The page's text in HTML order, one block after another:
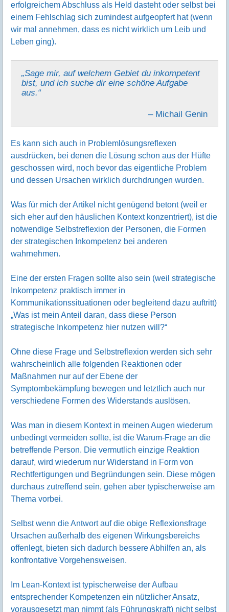
erfolgreichem Abschluss als Held dasteht oder selbst bei
einem Fehlschlag sich zumindest aufgeopfert hat (wenn
wir mal annehmen, dass es nicht wirklich um Leib und
Leben ging).
„Sage mir, auf welchem Gebiet du inkompetent
bist, und ich suche dir eine schöne Aufgabe
aus.“
– Michail Genin
Es kann sich auch in Problemlösungsreflexen
ausdrücken, bei denen die Lösung schon aus der Hüfte
geschossen wird, noch bevor das eigentliche Problem
und dessen Ursachen wirklich durchdrungen wurden.
Was für mich der Artikel nicht genügend betont (weil er
sich eher auf den häuslichen Kontext konzentriert), ist die
notwendige Selbstreflexion der Personen, die Formen
der strategischen Inkompetenz bei anderen
wahrnehmen.
Eine der ersten Fragen sollte also sein (weil strategische
Inkompetenz praktisch immer in
Kommunikationssituationen oder begleitend dazu auftritt)
„Was ist mein Anteil daran, dass diese Person
strategische Inkompetenz hier nutzen will?“
Ohne diese Frage und Selbstreflexion werden sich sehr
wahrscheinlich alle folgenden Reaktionen oder
Maßnahmen nur auf der Ebene der
Symptombekämpfung bewegen und letztlich auch nur
verschiedene Formen des Widerstands auslösen.
Was man in diesem Kontext in meinen Augen wiederum
unbedingt vermeiden sollte, ist die Warum-Frage an die
betreffende Person. Die vermutlich einzige Reaktion
darauf, wird wiederum nur Widerstand in Form von
Rechtfertigungen und Begründungen sein. Diese mögen
durchaus zutreffend sein, gehen aber typischerweise am
Thema vorbei.
Selbst wenn die Antwort auf die obige Reflexionsfrage
Ursachen außerhalb des eigenen Wirkungsbereichs
offenlegt, bieten sich dadurch bessere Abhilfen an, als
konfrontative Vorgehensweisen.
Im Lean-Kontext ist typischerweise der Aufbau
entsprechender Kompetenzen ein nützlicher Ansatz,
vorausgesetzt man nimmt (als Führungskraft) nicht selbst